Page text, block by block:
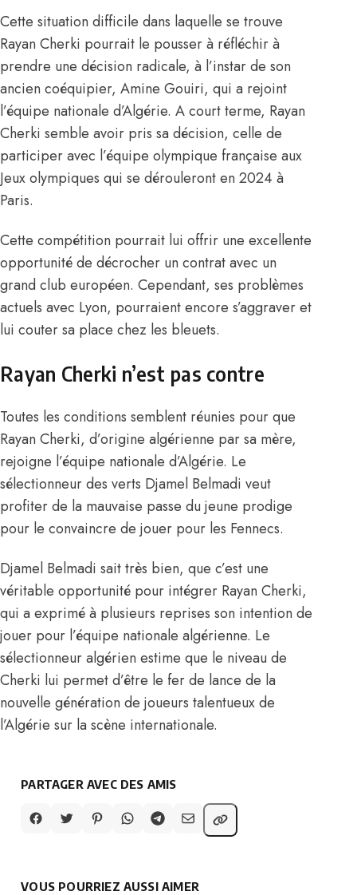
Cette situation difficile dans laquelle se trouve
Rayan Cherki pourrait le pousser à réfléchir à
prendre une décision radicale, à l’instar de son
ancien coéquipier, Amine Gouiri, qui a rejoint
l’équipe nationale d’Algérie. A court terme, Rayan
Cherki semble avoir pris sa décision, celle de
participer avec l’équipe olympique française aux
Jeux olympiques qui se dérouleront en 2024 à
Paris.
Cette compétition pourrait lui offrir une excellente
opportunité de décrocher un contrat avec un
grand club européen. Cependant, ses problèmes
actuels avec Lyon, pourraient encore s’aggraver et
lui couter sa place chez les bleuets.
Rayan Cherki n’est pas contre
Toutes les conditions semblent réunies pour que
Rayan Cherki, d’origine algérienne par sa mère,
rejoigne l’équipe nationale d’Algérie. Le
sélectionneur des verts Djamel Belmadi veut
profiter de la mauvaise passe du jeune prodige
pour le convaincre de jouer pour les Fennecs.
Djamel Belmadi sait très bien, que c’est une
véritable opportunité pour intégrer Rayan Cherki,
qui a exprimé à plusieurs reprises son intention de
jouer pour l’équipe nationale algérienne. Le
sélectionneur algérien estime que le niveau de
Cherki lui permet d’être le fer de lance de la
nouvelle génération de joueurs talentueux de
l’Algérie sur la scène internationale.
PARTAGER AVEC DES AMIS
VOUS POURRIEZ AUSSI AIMER